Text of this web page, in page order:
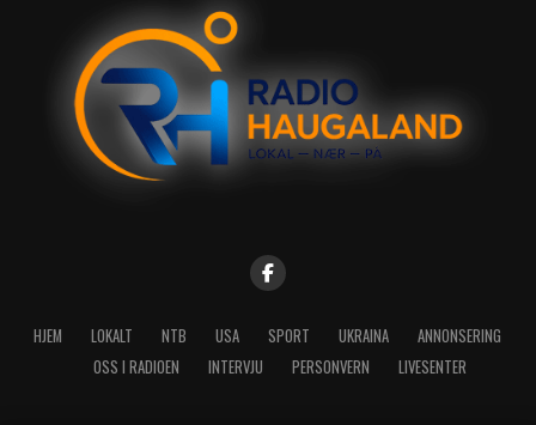
HJEM LOKALT NTB USA SPORT UKRAINA
ANNONSERING
OSS I RADIOEN
INTERVJU PERSONVERN LIVESENTER